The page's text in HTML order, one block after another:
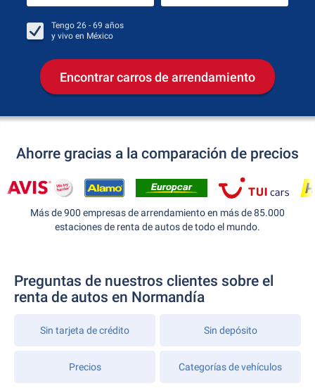
Tengo 26 - 69 años
y vivo en México
Encontrar carros de arrendamiento
Ahorre gracias a la comparación de precios
Más de 900 empresas de arrendamiento en más de 85.000
estaciones de renta de autos de todo el mundo.
Preguntas de nuestros clientes sobre el
renta de autos en Normandía
Sin tarjeta de crédito Sin depósito
Precios Categorías de vehículos